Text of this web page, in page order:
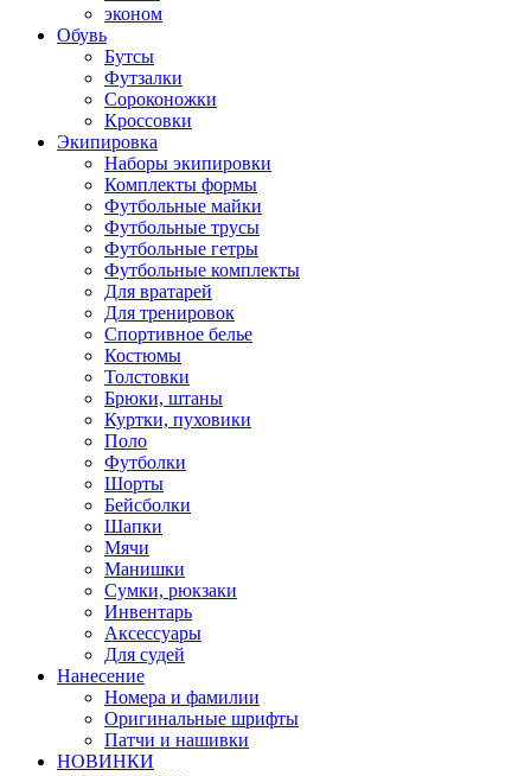
эконом
Обувь
Бутсы
Футзалки
Сороконожки
Кроссовки
Экипировка
Наборы экипировки
Комплекты формы
Футбольные майки
Футбольные трусы
Футбольные гетры
Футбольные комплекты
Для вратарей
Для тренировок
Спортивное белье
Костюмы
Толстовки
Брюки, штаны
Куртки, пуховики
Поло
Футболки
Шорты
Бейсболки
Шапки
Мячи
Манишки
Сумки, рюкзаки
Инвентарь
Аксессуары
Для судей
Нанесение
Номера и фамилии
Оригинальные шрифты
Патчи и нашивки
НОВИНКИ